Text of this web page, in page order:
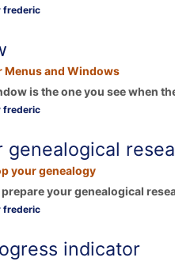
frederic
Menus and Windows
is the one you see when
frederic
genealogical
your genealogy
your genealogical
frederic
indicator